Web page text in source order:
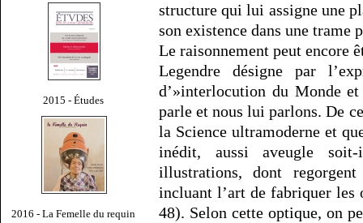
2015 - Études
2016 - La Femelle du requin
structure qui lui assigne une
son existence dans une trame
Le raisonnement peut encore
Legendre désigne par
d’»interlocution du Monde
parle et nous lui parlons. De
la Science ultramoderne et
inédit, aussi aveugle
illustrations, dont
incluant l’art de fabriquer les
48). Selon cette optique, on